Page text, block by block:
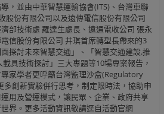
，並由中華智慧運輸協會(ITS)、台灣車聯
股份有限公司以及遠傳電信股份有限公司
部技術處 羅達生處長、遠通電收公司 張永
信股份有限公司 井琪首席轉型長帶來的3
探討未來智慧交通」、「智慧交通建設.推
具技術探討」三大專題等10場專案報告，
家學者更呼籲台灣監理沙盒(Regulatory
創新實驗併行思考，制定限時法，協助申
用及營運模式，讓民眾、企業、政府共享
界。更多活動資訊敬請逕自活動官網